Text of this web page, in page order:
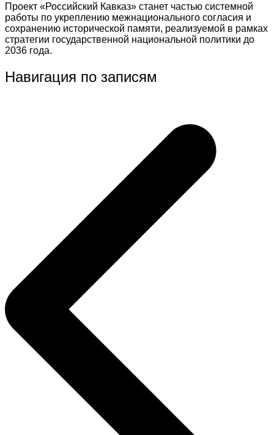
Проект «Российский Кавказ» станет частью системной
работы по укреплению межнационального согласия и
сохранению исторической памяти, реализуемой в рамках
стратегии государственной национальной политики до
2036 года.
Навигация по записям